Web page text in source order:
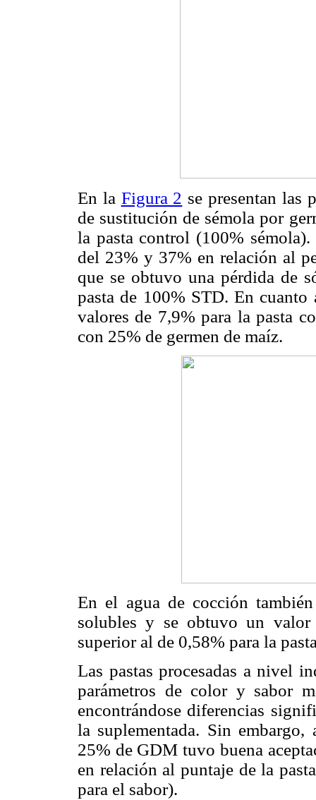
En la Figura 2 se presentan las
de sustitución de sémola por
la pasta control (100%
del 23% y 37% en relación al
que se obtuvo una pérdida de
pasta de 100% STD. En
valores de 7,9% para la pasta
con 25% de germen de maíz.
En el agua de cocción
solubles y se obtuvo un
superior al de 0,58% para la
Las pastas procesadas a nivel
parámetros de color y sabor
encontrándose diferencias
la suplementada. Sin
25% de GDM tuvo buena
en relación al puntaje de la
para el sabor).